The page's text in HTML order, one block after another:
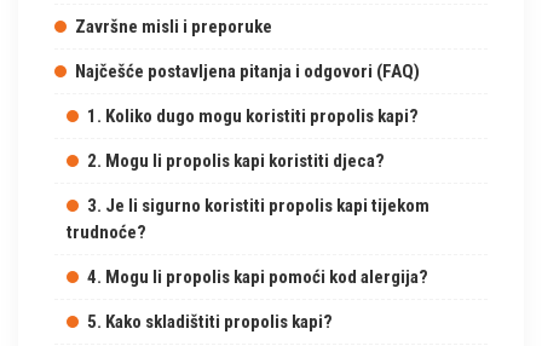
Završne misli i preporuke
Najčešće postavljena pitanja i odgovori (FAQ)
1. Koliko dugo mogu koristiti propolis kapi?
2. Mogu li propolis kapi koristiti djeca?
3. Je li sigurno koristiti propolis kapi tijekom
trudnoće?
4. Mogu li propolis kapi pomoći kod alergija?
5. Kako skladištiti propolis kapi?